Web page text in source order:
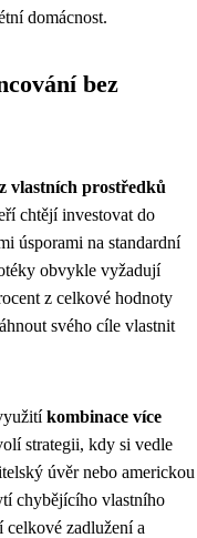
domácnost.
bez
vlastních prostředků
chtějí investovat do
úsporami na standardní
obvykle vyžadují
z celkové hodnoty
svého cíle vlastnit
kombinace více
strategii, kdy si vedle
úvěr nebo americkou
chybějícího vlastního
celkové zadlužení a